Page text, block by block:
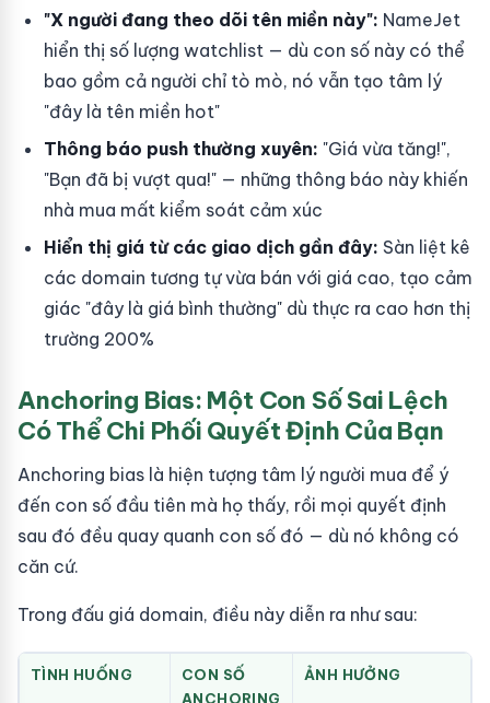
"X người đang theo dõi tên miền này": NameJet
hiển thị số lượng watchlist — dù con số này có thể
bao gồm cả người chỉ tò mò, nó vẫn tạo tâm lý
"đây là tên miền hot"
Thông báo push thường xuyên: "Giá vừa tăng!",
"Bạn đã bị vượt qua!" — những thông báo này khiến
nhà mua mất kiểm soát cảm xúc
Hiển thị giá từ các giao dịch gần đây: Sàn liệt kê
các domain tương tự vừa bán với giá cao, tạo cảm
giác "đây là giá bình thường" dù thực ra cao hơn thị
trường 200%
Anchoring Bias: Một Con Số Sai Lệch
Có Thể Chi Phối Quyết Định Của Bạn
Anchoring bias là hiện tượng tâm lý người mua để ý
đến con số đầu tiên mà họ thấy, rồi mọi quyết định
sau đó đều quay quanh con số đó — dù nó không có
căn cứ.
Trong đấu giá domain, điều này diễn ra như sau:
TÌNH HUỐNG
CON SỐ
ANCHORING
ẢNH HƯỞNG